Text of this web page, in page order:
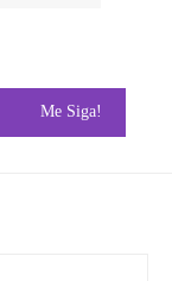
Me Siga!